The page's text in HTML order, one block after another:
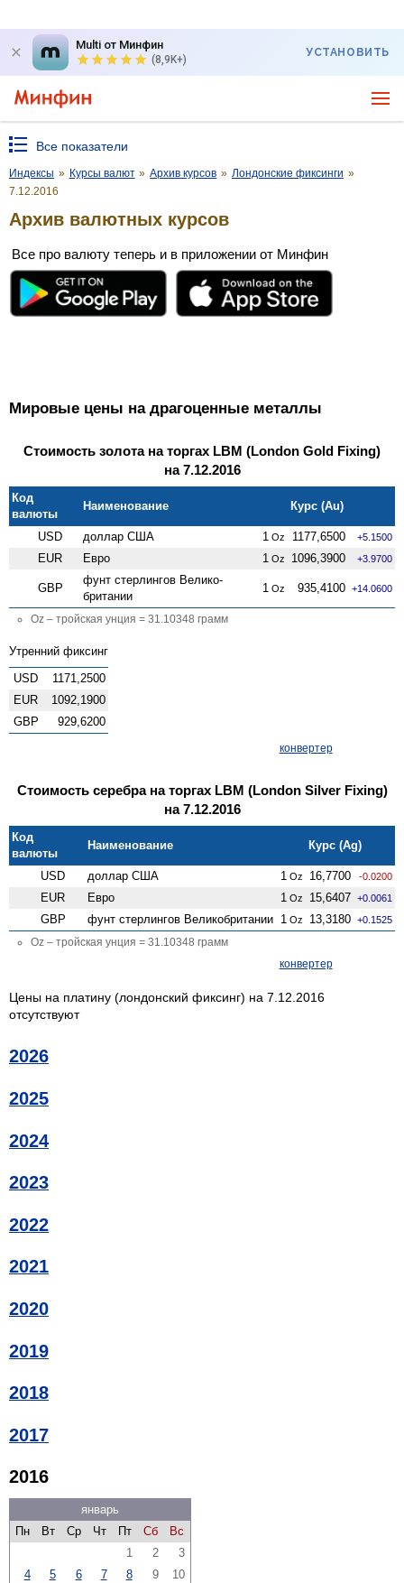
Multi от Минфин
(8,9K+)
УСТАНОВИТЬ
Все показатели
Индексы » Курсы валют » Архив курсов » Лондонские фиксинги »
7.12.2016
Архив валютных курсов
Все про валюту теперь и в приложении от Минфин
Мировые цены на драгоценные металлы
Стоимость золота на торгах LBM (London Gold Fixing)
на 7.12.2016
Код
валюты
Наименование Курс (Au)
USD доллар США 1 Oz 1177,6500 +5.1500
EUR Евро 1 Oz 1096,3900 +3.9700
GBP
фунт стерлингов Велико­
британии
1 Oz 935,4100 +14.0600
Oz – тройская унция = 31.10348 грамм
Утренний фиксинг
USD
1171,2500
EUR
1092,1900
GBP
929,6200
конвертер
Стоимость серебра на торгах LBM (London Silver Fixing)
на 7.12.2016
Код
валюты
Наименование Курс (Ag)
USD доллар США 1 Oz 16,7700 -0.0200
EUR Евро 1 Oz 15,6407 +0.0061
GBP фунт стерлингов Велико­британии 1 Oz 13,3180 +0.1525
Oz – тройская унция = 31.10348 грамм
конвертер
Цены на платину (лондонский фиксинг) на 7.12.2016
отсутствуют
2026
2025
2024
2023
2022
2021
2020
2019
2018
2017
2016
январь
Пн
Вт Ср Чт Пт Сб
Вс
1
2
3
4
5 6 7 8 9
10